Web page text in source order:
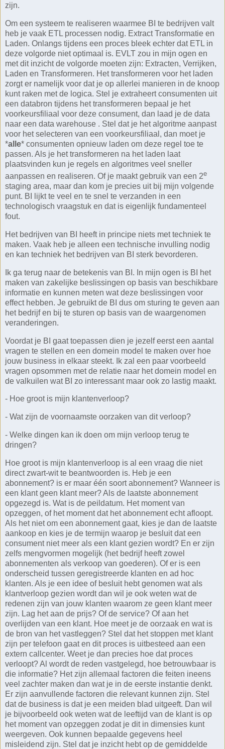
zijn.
Om een systeem te realiseren waarmee BI te bedrijven valt
heb je vaak ETL processen nodig. Extract Transformatie en
Laden. Onlangs tijdens een proces bleek echter dat ETL in
deze volgorde niet optimaal is. EVLT zou in mijn ogen en
met dit inzicht de volgorde moeten zijn: Extracten, Verrijken,
Laden en Transformeren. Het transformeren voor het laden
zorgt er namelijk voor dat je op allerlei manieren in de knoop
kunt raken met de logica. Stel je extraheert consumenten uit
een databron tijdens het transformeren bepaal je het
voorkeursfiliaal voor deze consument, dan laad je de data
naar een data warehouse . Stel dat je het algoritme aanpast
voor het selecteren van een voorkeursfiliaal, dan moet je
*alle* consumenten opnieuw laden om deze regel toe te
passen. Als je het transformeren na het laden laat
plaatsvinden kun je regels en algoritmes veel sneller
aanpassen en realiseren. Of je maakt gebruik van een 2e
staging area, maar dan kom je precies uit bij mijn volgende
punt. BI lijkt te veel en te snel te verzanden in een
technologisch vraagstuk en dat is eigenlijk fundamenteel
fout.
Het bedrijven van BI heeft in principe niets met techniek te
maken. Vaak heb je alleen een technische invulling nodig
en kan techniek het bedrijven van BI sterk bevorderen.
Ik ga terug naar de betekenis van BI. In mijn ogen is BI het
maken van zakelijke beslissingen op basis van beschikbare
informatie en kunnen meten wat deze beslissingen voor
effect hebben. Je gebruikt de BI dus om sturing te geven aan
het bedrijf en bij te sturen op basis van de waargenomen
veranderingen.
Voordat je BI gaat toepassen dien je jezelf eerst een aantal
vragen te stellen en een domein model te maken over hoe
jouw business in elkaar steekt. Ik zal een paar voorbeeld
vragen opsommen met de relatie naar het domein model en
de valkuilen wat BI zo interessant maar ook zo lastig maakt.
- Hoe groot is mijn klantenverloop?
- Wat zijn de voornaamste oorzaken van dit verloop?
- Welke dingen kan ik doen om mijn verloop terug te
dringen?
Hoe groot is mijn klantenverloop is al een vraag die niet
direct zwart-wit te beantwoorden is. Heb je een
abonnement? is er maar één soort abonnement? Wanneer is
een klant geen klant meer? Als de laatste abonnement
opgezegd is. Wat is de peildatum. Het moment van
opzeggen, of het moment dat het abonnement echt afloopt.
Als het niet om een abonnement gaat, kies je dan de laatste
aankoop en kies je de termijn waarop je besluit dat een
consument niet meer als een klant gezien wordt? En er zijn
zelfs mengvormen mogelijk (het bedrijf heeft zowel
abonnementen als verkoop van goederen). Of er is een
onderscheid tussen geregistreerde klanten en ad hoc
klanten. Als je een idee of besluit hebt genomen wat als
klantverloop gezien wordt dan wil je ook weten wat de
redenen zijn van jouw klanten waarom ze geen klant meer
zijn. Lag het aan de prijs? Of de service? Of aan het
overlijden van een klant. Hoe meet je de oorzaak en wat is
de bron van het vastleggen? Stel dat het stoppen met klant
zijn per telefoon gaat en dit proces is uitbesteed aan een
extern callcenter. Weet je dan precies hoe dat proces
verloopt? Al wordt de reden vastgelegd, hoe betrouwbaar is
die informatie? Het zijn allemaal factoren die feiten ineens
veel zachter maken dan wat je in de eerste instantie denkt.
Er zijn aanvullende factoren die relevant kunnen zijn. Stel
dat de business is dat je een meiden blad uitgeeft. Dan wil
je bijvoorbeeld ook weten wat de leeftijd van de klant is op
het moment van opzeggen zodat je dit in dimensies kunt
weergeven. Ook kunnen bepaalde gegevens heel
misleidend zijn. Stel dat je inzicht hebt op de gemiddelde